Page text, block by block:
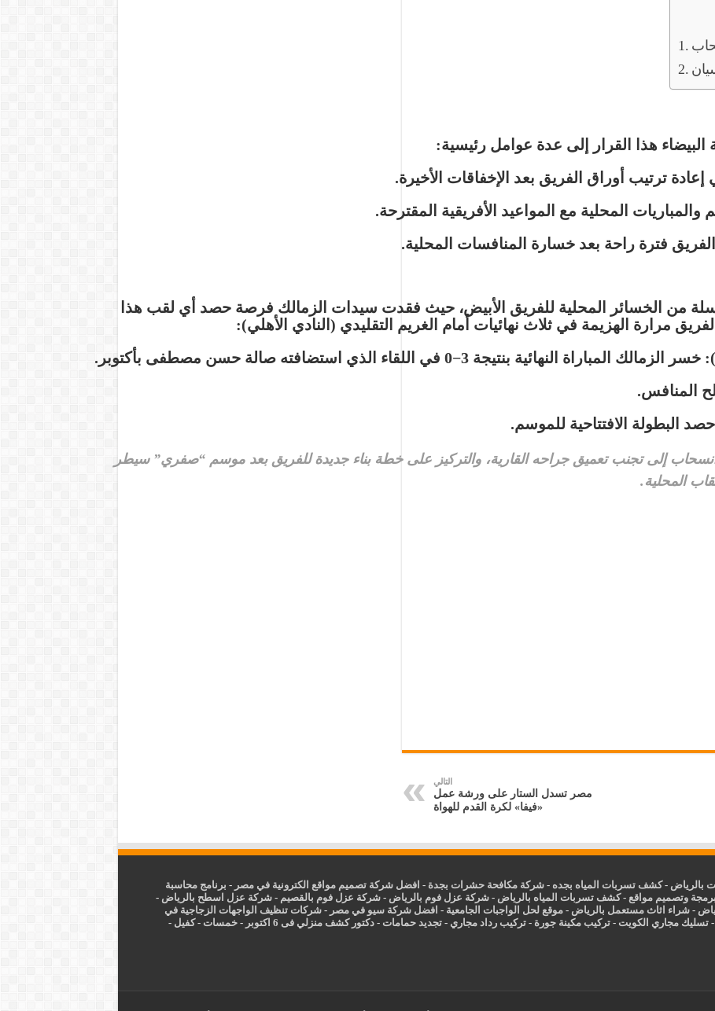
هذا القرار إلى عدة عوامل رئيسية:
إعادة ترتيب أوراق الفريق بعد الإخفاقات الأخيرة.
والمباريات المحلية مع المواعيد الأفريقية المقترحة.
فترة راحة بعد خسارة المنافسات المحلية.
من الخسائر المحلية للفريق الأبيض، حيث فقدت سيدات الزمالك فرصة حصد أي لقب هذا
مرارة الهزيمة في ثلاث نهائيات أمام الغريم التقليدي (النادي الأهلي):
خسر الزمالك المباراة النهائية بنتيجة3
−
0 في اللقاء الذي استضافته صالة حسن مصطفى بأكتوبر.
المنافس.
البطولة الافتتاحية للموسم.
إلى تجنب تعميق جراحه القارية، والتركيز على خطة بناء جديدة للفريق بعد موسم “صفري” سيطر
المحلية.
التالي
مصر تسدل الستار على ورشة عمل
«فيفا» لكرة القدم للهواة
بالرياض -كشف تسربات المياه بجده -شركة مكافحة حشرات بجدة - افضل شركة تصميم مواقع الكترونية في مصر - برنامج محاسبة
وتصميم مواقع -كشف تسربات المياه بالرياض -شركة عزل فوم بالرياض -شركة عزل فوم بالقصيم -شركة عزل اسطح بالرياض -
-شراء اثاث مستعمل بالرياض - موقع لحل الواجبات الجامعية - افضل شركة سيو في مصر -شركات تنظيف الواجهات الزجاجية في
-تسليك مجاري الكويت -تركيب مكينة جورة -تركيب رداد مجاري -تجديد حمامات -دكتور كشف منزلي فى 6 اكتوبر -خمسات -كفيل -